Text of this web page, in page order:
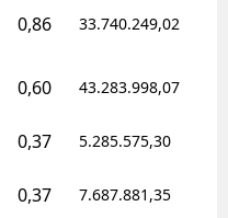
Zonguldak
Aksaray
0,86 33.740.249,02
0,60 43.283.998,07
0,37 5.285.575,30
0,37 7.687.881,35